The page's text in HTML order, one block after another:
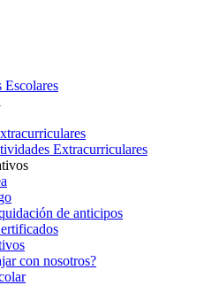
Extracurriculares
de anticipos
con nosotros?